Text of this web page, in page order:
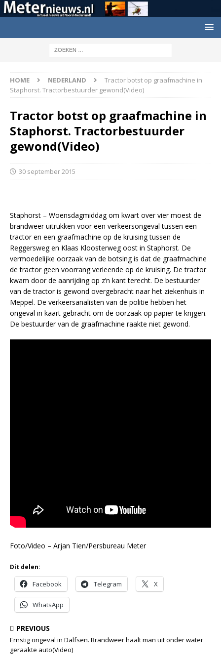
HOME NEDERLAND
Tractor botst op graafmachine in
Staphorst. Tractorbestuurder gewond(Video)
Tractor botst op graafmachine in
Staphorst. Tractorbestuurder
gewond(Video)
30 september 2015
Staphorst – Woensdagmiddag om kwart over vier moest de
brandweer uitrukken voor een verkeersongeval tussen een
tractor en een graafmachine op de kruising tussen de
Reggersweg en Klaas Kloosterweg oost in Staphorst. De
vermoedelijke oorzaak van de botsing is dat de graafmachine
de tractor geen voorrang verleende op de kruising. De tractor
kwam door de aanrijding op z’n kant terecht. De bestuurder
van de tractor is gewond overgebracht naar het ziekenhuis in
Meppel. De verkeersanalisten van de politie hebben het
ongeval in kaart gebracht om de oorzaak op papier te krijgen.
De bestuurder van de graafmachine raakte niet gewond.
Foto/Video – Arjan Tien/Persbureau Meter
Dit delen:
Facebook Telegram X
WhatsApp
PREVIOUS
Ernstig ongeval in Dalfsen. Brandweer haalt man uit onder water
geraakte auto(Video)